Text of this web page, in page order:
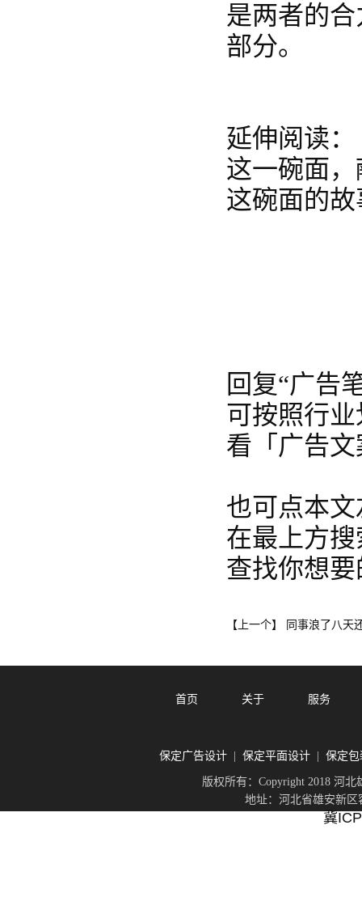
是两者的
部分。
延伸阅读：
这一碗面
这碗面的
回复“广告
可按照行
看「广告
也可点本
在最上方
查找你想
【上一个】 同事浪了八天
首页 关于 服务
保定广告设计| 保定平面设计| 保定包
版权所有：Copyright 2018 河
地址：河北省雄安新区
冀